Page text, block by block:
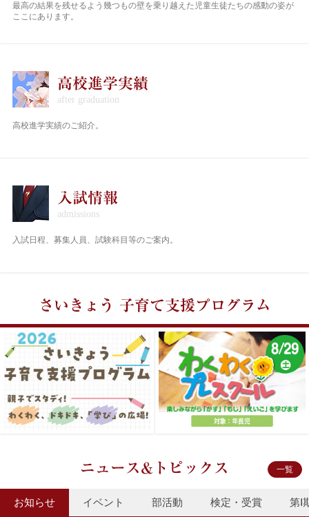
最高の結果を残せるよう幾つもの壁を乗り越えた児童生徒たちの感動の姿が
ここにあります。
高校進学実績
高校進学実績のご紹介。
入試情報
入試日程、募集人員、試験科目等のご案内。
さいきょう 子育て支援プログラム
ニュース&トピックス 一覧
お知らせ イベント 部活動 検定・受賞 第Ⅰ